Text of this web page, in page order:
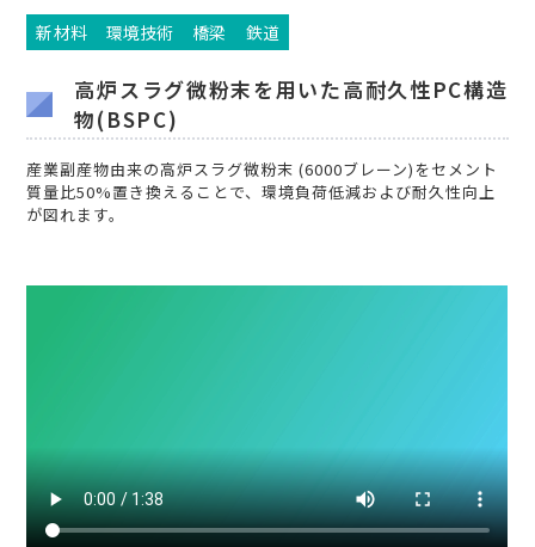
新材料 環境技術 橋梁 鉄道
高炉スラグ微粉末を用いた高耐久性PC構造
物(BSPC)
産業副産物由来の高炉スラグ微粉末 (6000ブレーン)をセメント
質量比50%置き換えることで、環境負荷低減および耐久性向上
が図れます。